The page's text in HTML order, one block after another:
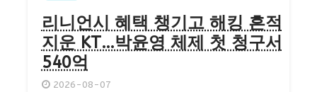
리니언시 혜택 챙기고 해킹 흔적
지운 KT…박윤영 체제 첫 청구서
540억
2026-08-07